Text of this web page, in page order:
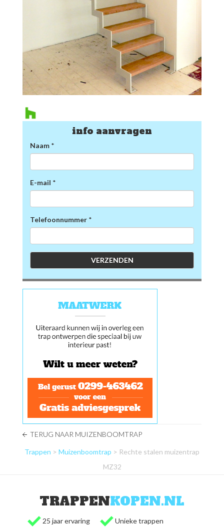
info aanvragen
Naam *
E-mail *
Telefoonnummer *
TERUG NAAR MUIZENBOOMTRAP
Trappen > Muizenboomtrap > Rechte stalen muizentrap
MZ32
TRAPPENKOPEN.NL
25 jaar ervaring Unieke trappen